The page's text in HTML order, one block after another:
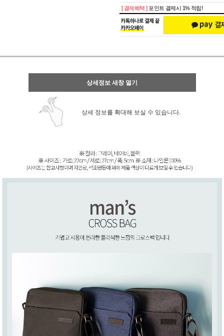
[ 결제혜택 ] 포인트 결제시 1% 적립!
상세정보 새창 열기
상세 정보를 확대해 보실 수 있습니다.